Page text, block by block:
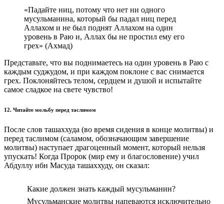
«Падайте ниц, потому что нет ни одного
мусульманина, который бы падал ниц перед
Аллахом и не был поднят Аллахом на один
уровень в Раю и, Аллах бы не простил ему его
грех» (Ахмад)
Представьте, что вы поднимаетесь на один уровень в Раю с
каждым суджудом, и при каждом поклоне с вас снимается
грех. Поклоняйтесь телом, сердцем и душой и испытайте
самое сладкое на свете чувство!
12. Читайте мольбу перед таслимом
После слов ташаххуда (во время сидения в конце молитвы) и
перед таслимом (саламом, обозначающим завершение
молитвы) наступает драгоценный момент, который нельзя
упускать! Когда Пророк (мир ему и благословение) учил
Абдуллу ибн Масуда ташаххуду, он сказал:
Какие должен знать каждый мусульманин?
Мусульманские молитвы напеваются исключительно